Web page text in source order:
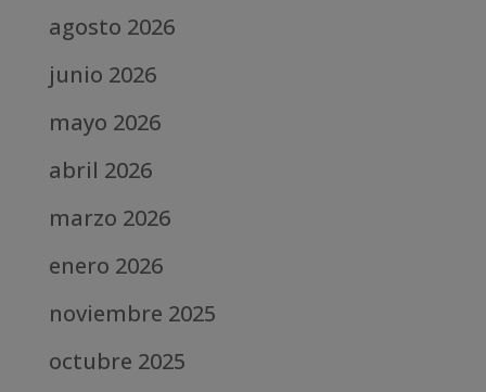
agosto 2026
junio 2026
mayo 2026
abril 2026
marzo 2026
enero 2026
noviembre 2025
octubre 2025